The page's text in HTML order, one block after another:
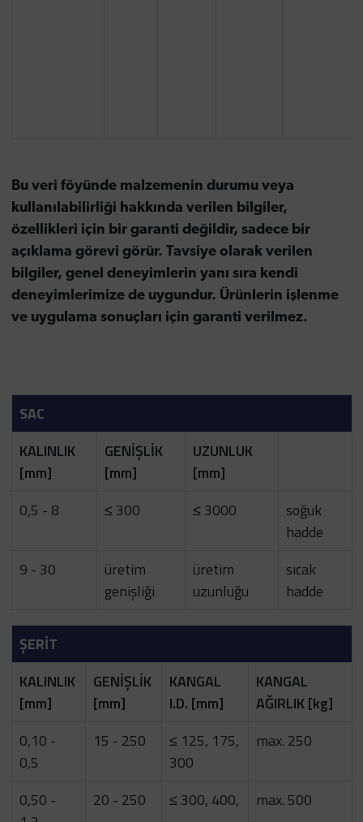
Bu veri föyünde malzemenin durumu veya
kullanılabilirliği hakkında verilen bilgiler,
özellikleri için bir garanti değildir, sadece bir
açıklama görevi görür. Tavsiye olarak verilen
bilgiler, genel deneyimlerin yanı sıra kendi
deneyimlerimize de uygundur. Ürünlerin işlenme
ve uygulama sonuçları için garanti verilmez.
SAC
KALINLIK
[mm]
GENİŞLİK
[mm]
UZUNLUK
[mm]
0,5 - 8
≤ 300 ≤ 3000
soğuk
hadde
9 - 30
üretim
genişliği
üretim
uzunluğu
sıcak
hadde
ŞERİT
KALINLIK
[mm]
GENİŞLİK
[mm]
KANGAL
I.D. [mm]
KANGAL
AĞIRLIK [kg]
0,10 -
0,5
15 - 250
≤ 125, 175,
300
max. 250
0,50 -
20 - 250 ≤ 300, 400, max. 500